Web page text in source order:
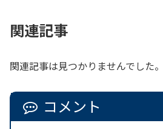
関連記事
関連記事は見つかりませんでした。
コメント